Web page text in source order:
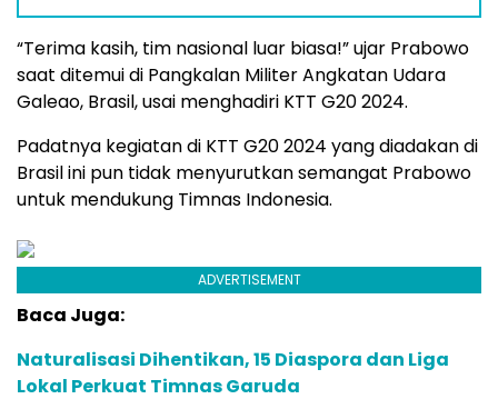
“Terima kasih, tim nasional luar biasa!” ujar Prabowo
saat ditemui di Pangkalan Militer Angkatan Udara
Galeao, Brasil, usai menghadiri KTT G20 2024.
Padatnya kegiatan di KTT G20 2024 yang diadakan di
Brasil ini pun tidak menyurutkan semangat Prabowo
untuk mendukung Timnas Indonesia.
ADVERTISEMENT
Baca Juga:
Naturalisasi Dihentikan, 15 Diaspora dan Liga
Lokal Perkuat Timnas Garuda